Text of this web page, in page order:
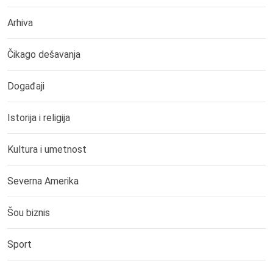
Arhiva
Čikago dešavanja
Događaji
Istorija i religija
Kultura i umetnost
Severna Amerika
Šou biznis
Sport